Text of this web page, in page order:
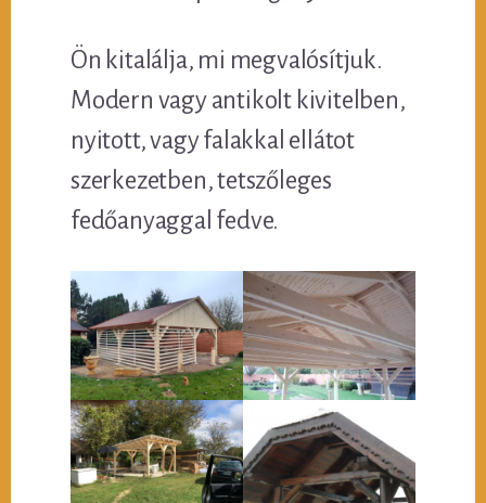
Ön kitalálja, mi megvalósítjuk.
Modern vagy antikolt kivitelben,
nyitott, vagy falakkal ellátot
szerkezetben, tetszőleges
fedőanyaggal fedve.